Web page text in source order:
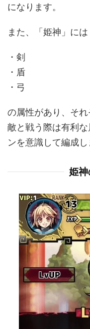
になります。
また、「姫神」には
・剣
・盾
・弓
の属性があり、そ
敵と戦う際は有利
ンを意識して編成し
姫